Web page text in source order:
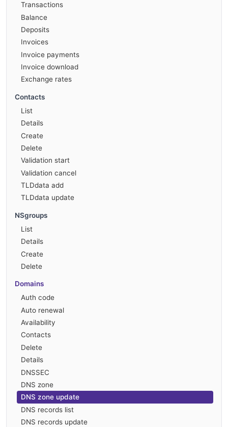
Transactions
Balance
Deposits
Invoices
Invoice payments
Invoice download
Exchange rates
Contacts
List
Details
Create
Delete
Validation start
Validation cancel
TLDdata add
TLDdata update
NSgroups
List
Details
Create
Delete
Domains
Auth code
Auto renewal
Availability
Contacts
Delete
Details
DNSSEC
DNS zone
DNS zone update
DNS records list
DNS records update